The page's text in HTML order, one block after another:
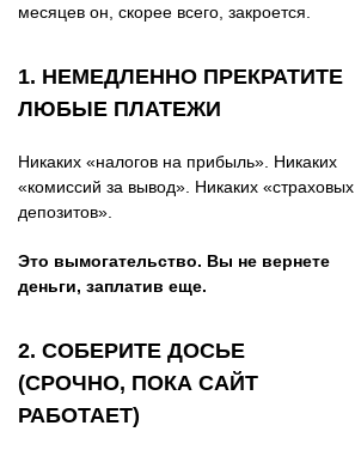
месяцев он, скорее всего, закроется.
1. НЕМЕДЛЕННО ПРЕКРАТИТЕ
ЛЮБЫЕ ПЛАТЕЖИ
Никаких «налогов на прибыль». Никаких
«комиссий за вывод». Никаких «страховых
депозитов».
Это вымогательство. Вы не вернете
деньги, заплатив еще.
2. СОБЕРИТЕ ДОСЬЕ
(СРОЧНО, ПОКА САЙТ
РАБОТАЕТ)